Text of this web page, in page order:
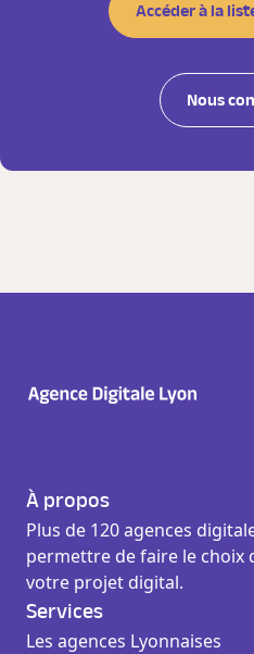
Accéder à la
Nous
À propos
Plus de 120 agences
permettre de faire le choix
votre projet digital.
Services
Les agences Lyonnaises